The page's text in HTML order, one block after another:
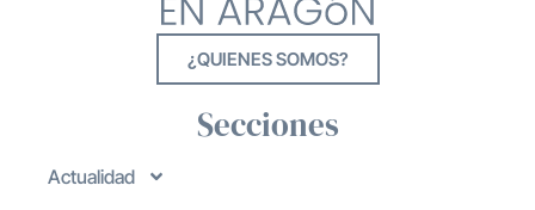
¿QUIENES SOMOS?
Secciones
Actualidad